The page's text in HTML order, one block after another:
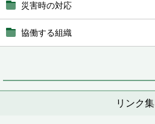
災害時の対応
協働する組織
リンク集